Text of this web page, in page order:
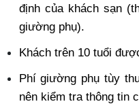
định của khách sạn
giường phụ).
Khách trên 10 tuổi
Phí giường phụ tùy
nên kiểm tra thông tin